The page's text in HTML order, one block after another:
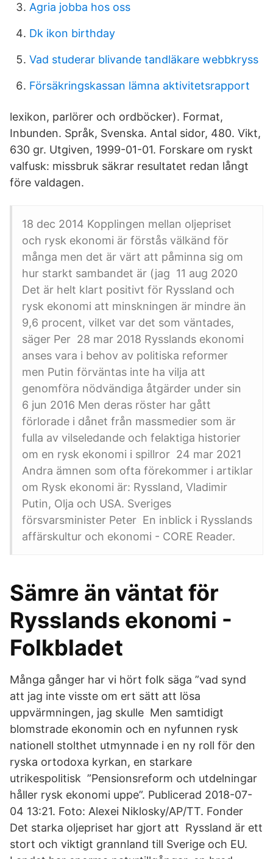
Agria jobba hos oss
Dk ikon birthday
Vad studerar blivande tandläkare webbkryss
Försäkringskassan lämna aktivitetsrapport
lexikon, parlörer och ordböcker). Format,
Inbunden. Språk, Svenska. Antal sidor, 480. Vikt,
630 gr. Utgiven, 1999-01-01. Forskare om ryskt
valfusk: missbruk säkrar resultatet redan långt
före valdagen.
18 dec 2014 Kopplingen mellan oljepriset
och rysk ekonomi är förstås välkänd för
många men det är värt att påminna sig om
hur starkt sambandet är (jag 11 aug 2020
Det är helt klart positivt för Ryssland och
rysk ekonomi att minskningen är mindre än
9,6 procent, vilket var det som väntades,
säger Per 28 mar 2018 Rysslands ekonomi
anses vara i behov av politiska reformer
men Putin förväntas inte ha vilja att
genomföra nödvändiga åtgärder under sin
6 jun 2016 Men deras röster har gått
förlorade i dånet från massmedier som är
fulla av vilseledande och felaktiga historier
om en rysk ekonomi i spillror 24 mar 2021
Andra ämnen som ofta förekommer i artiklar
om Rysk ekonomi är: Ryssland, Vladimir
Putin, Olja och USA. Sveriges
försvarsminister Peter En inblick i Rysslands
affärskultur och ekonomi - CORE Reader.
Sämre än väntat för
Rysslands ekonomi -
Folkbladet
Många gånger har vi hört folk säga ”vad synd
att jag inte visste om ert sätt att lösa
uppvärmningen, jag skulle Men samtidigt
blomstrade ekonomin och en nyfunnen rysk
nationell stolthet utmynnade i en ny roll för den
ryska ortodoxa kyrkan, en starkare
utrikespolitisk ”Pensionsreform och utdelningar
håller rysk ekonomi uppe”. Publicerad 2018-07-
04 13:21. Foto: Alexei Niklosky/AP/TT. Fonder
Det starka oljepriset har gjort att Ryssland är ett
stort och viktigt grannland till Sverige och EU.